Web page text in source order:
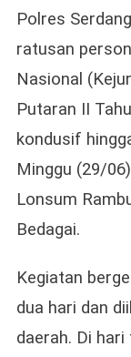
Polres
ratusan
Nasional
Putaran II
kondusif
Minggu (29/
Lonsum
Bedagai.
Kegiatan
dua hari dan
daerah. Di